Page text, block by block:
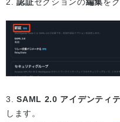
3.SAML 2.0 アイデンティ
します。